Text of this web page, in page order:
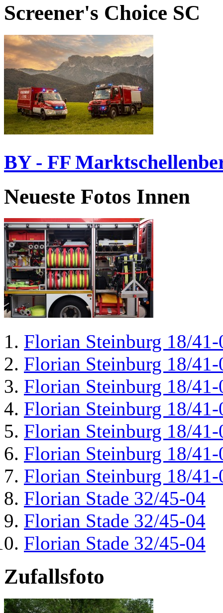
Screener's Choice SC
BY - FF
Neueste Fotos Innen
Florian Steinburg 18/41-
Florian Steinburg 18/41-
Florian Steinburg 18/41-
Florian Steinburg 18/41-
Florian Steinburg 18/41-
Florian Steinburg 18/41-
Florian Steinburg 18/41-
Florian Stade 32/45-04
Florian Stade 32/45-04
Florian Stade 32/45-04
Zufallsfoto